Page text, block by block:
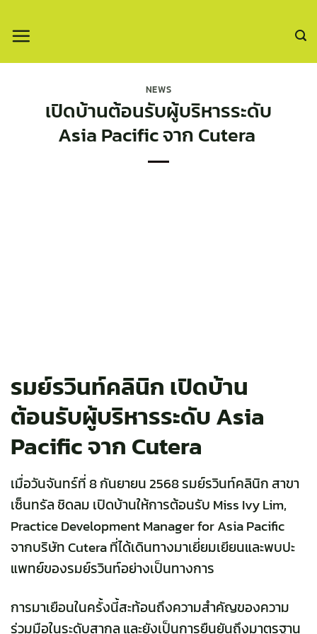
NEWS
เปิดบ้านต้อนรับผู้บริหารระดับ
Asia Pacific จาก Cutera
รมย์รวินท์คลินิก เปิดบ้าน
ต้อนรับผู้บริหารระดับ Asia
Pacific จาก Cutera
เมื่อวันจันทร์ที่ 8 กันยายน 2568 รมย์รวินท์คลินิก สาขา
เซ็นทรัล ชิดลม เปิดบ้านให้การต้อนรับ Miss Ivy Lim,
Practice Development Manager for Asia Pacific
จากบริษัท Cutera ที่ได้เดินทางมาเยี่ยมเยียนและพบปะ
แพทย์ของรมย์รวินท์อย่างเป็นทางการ
การมาเยือนในครั้งนี้สะท้อนถึงความสำคัญของความ
ร่วมมือในระดับสากล และยังเป็นการยืนยันถึงมาตรฐาน
TH